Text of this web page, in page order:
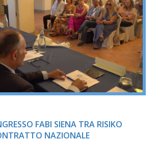
FABI SIENA TRA RISIKO
NAZIONALE